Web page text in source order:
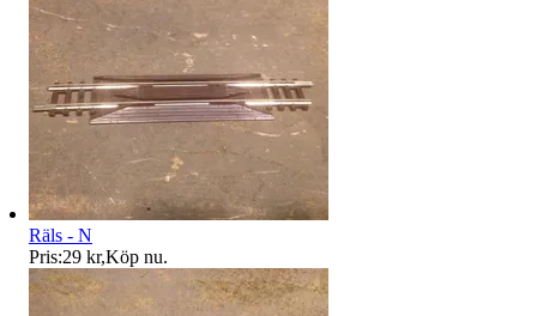
Räls - N
Pris:29 kr,Köp nu.